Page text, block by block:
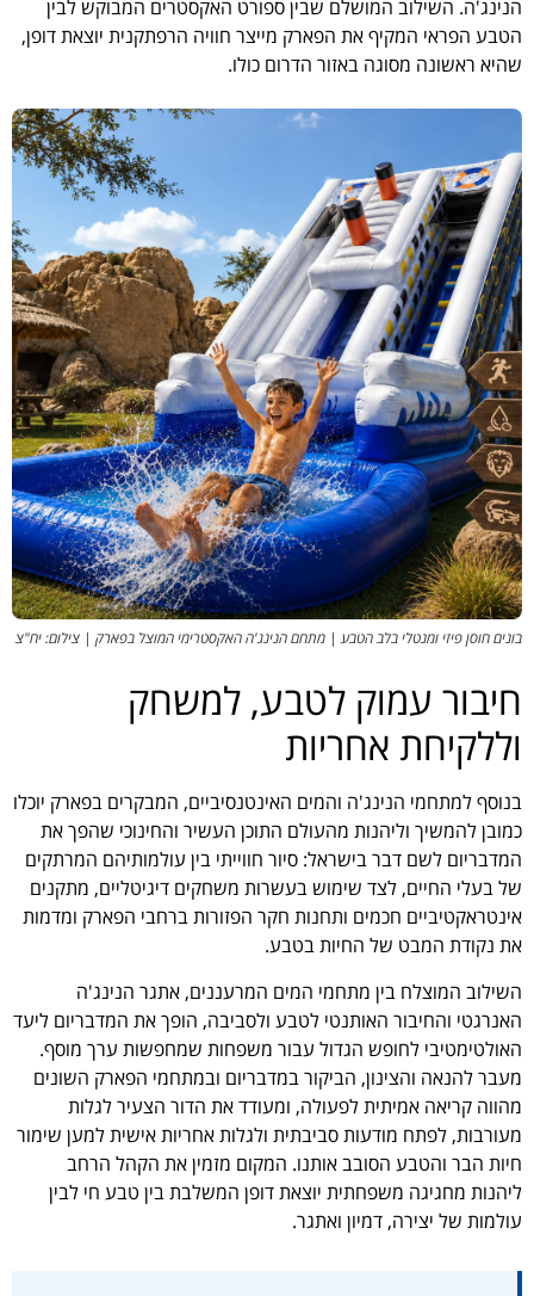
הנינג'ה. השילוב המושלם שבין ספורט האקסטרים המבוקש לבין
הטבע הפראי המקיף את הפארק מייצר חוויה הרפתקנית יוצאת דופן,
שהיא ראשונה מסוגה באזור הדרום כולו.
בונים חוסן פיזי ומנטלי בלב הטבע | מתחם הנינג'ה האקסטרימי המוצל בפארק | צילום: יח"צ
חיבור עמוק לטבע, למשחק
וללקיחת אחריות
בנוסף למתחמי הנינג'ה והמים האינטנסיביים, המבקרים בפארק יוכלו
כמובן להמשיך וליהנות מהעולם התוכן העשיר והחינוכי שהפך את
המדבריום לשם דבר בישראל: סיור חווייתי בין עולמותיהם המרתקים
של בעלי החיים, לצד שימוש בעשרות משחקים דיגיטליים, מתקנים
אינטראקטיביים חכמים ותחנות חקר הפזורות ברחבי הפארק ומדמות
את נקודת המבט של החיות בטבע.
השילוב המוצלח בין מתחמי המים המרעננים, אתגר הנינג'ה
האנרגטי והחיבור האותנטי לטבע ולסביבה, הופך את המדבריום ליעד
האולטימטיבי לחופש הגדול עבור משפחות שמחפשות ערך מוסף.
מעבר להנאה והצינון, הביקור במדבריום ובמתחמי הפארק השונים
מהווה קריאה אמיתית לפעולה, ומעודד את הדור הצעיר לגלות
מעורבות, לפתח מודעות סביבתית ולגלות אחריות אישית למען שימור
חיות הבר והטבע הסובב אותנו. המקום מזמין את הקהל הרחב
ליהנות מחגיגה משפחתית יוצאת דופן המשלבת בין טבע חי לבין
עולמות של יצירה, דמיון ואתגר.